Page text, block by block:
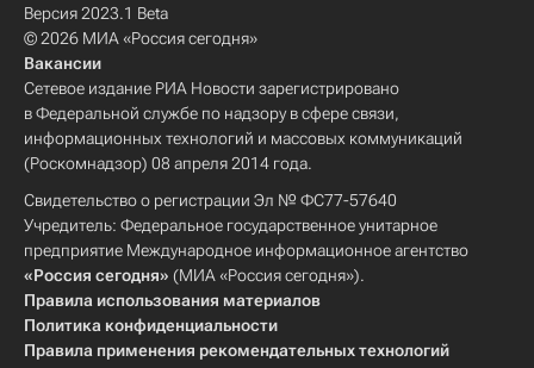
Версия 2023.1 Beta
© 2026 МИА «Россия сегодня»
Вакансии
Сетевое издание РИА Новости зарегистрировано
в Федеральной службе по надзору в сфере связи,
информационных технологий и массовых коммуникаций
(Роскомнадзор) 08 апреля 2014 года.
Свидетельство о регистрации Эл № ФС77-57640
Учредитель: Федеральное государственное унитарное
предприятие Международное информационное агентство
«Россия сегодня» (МИА «Россия сегодня»).
Правила использования материалов
Политика конфиденциальности
Правила применения рекомендательных технологий